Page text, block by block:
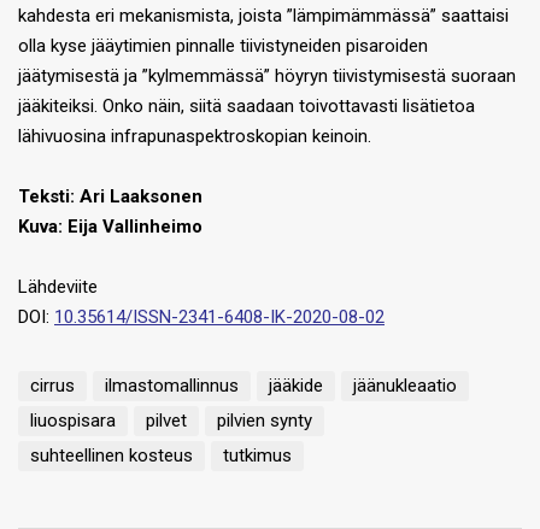
kahdesta eri mekanismista, joista ”lämpimämmässä” saattaisi
olla kyse jääytimien pinnalle tiivistyneiden pisaroiden
jäätymisestä ja ”kylmemmässä” höyryn tiivistymisestä suoraan
jääkiteiksi. Onko näin, siitä saadaan toivottavasti lisätietoa
lähivuosina infrapunaspektroskopian keinoin.
Teksti: Ari Laaksonen
Kuva: Eija Vallinheimo
Lähdeviite
DOI: 10.35614/ISSN-2341-6408-IK-2020-08-02
cirrus ilmastomallinnus jääkide
jäänukleaatio
liuospisara
pilvet
pilvien synty
suhteellinen kosteus
tutkimus